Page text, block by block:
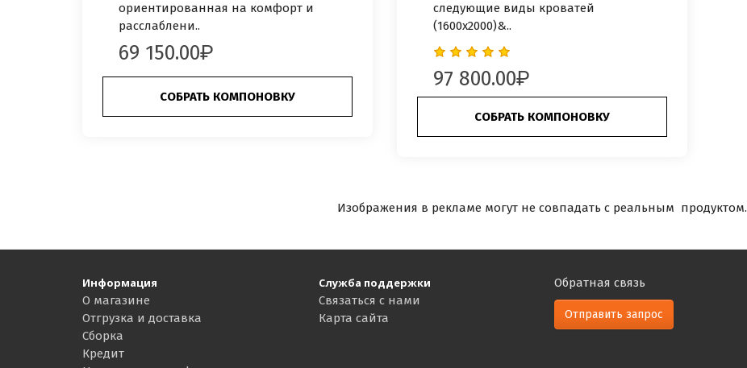
ориентированная на комфорт и
расслаблени..
69 150.00
СОБРАТЬ КОМПОНОВКУ
следующие виды кроватей
(1600х2000)&..
97 800.00
СОБРАТЬ КОМПОНОВКУ
Изображения в рекламе могут не совпадать с реальным продуктом.
Информация
О магазине
Отгрузка и доставка
Сборка
Кредит
Служба поддержки
Связаться с нами
Карта сайта
Обратная связь
Отправить запрос